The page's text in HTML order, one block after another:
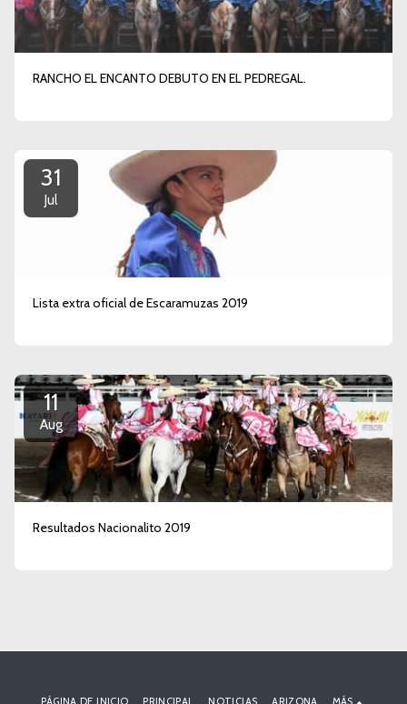
RANCHO EL ENCANTO DEBUTO EN EL PEDREGAL.
31
Jul
Lista extra oficial de Escaramuzas 2019
11
Aug
Resultados Nacionalito 2019